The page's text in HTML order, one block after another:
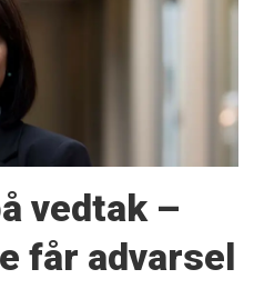
vedtak –
får advarsel